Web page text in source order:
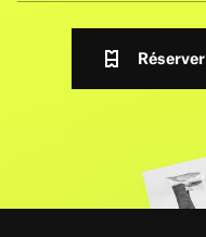
Réserver